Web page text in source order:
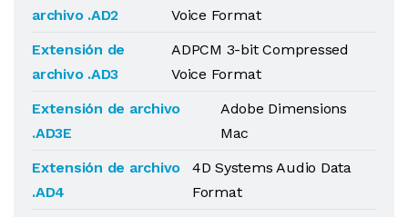
archivo .AD2
Voice Format
Extensión de
archivo .AD3
ADPCM 3-bit Compressed
Voice Format
Extensión de archivo
.AD3E
Adobe Dimensions
Mac
Extensión de archivo
.AD4
4D Systems Audio Data
Format